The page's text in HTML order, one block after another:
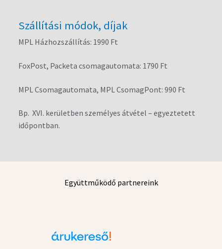
Szállítási módok, díjak
MPL Házhozszállítás: 1990 Ft
FoxPost, Packeta csomagautomata: 1790 Ft
MPL Csomagautomata, MPL CsomagPont: 990 Ft
Bp. XVI. kerületben személyes átvétel – egyeztetett
időpontban.
Együttműködő partnereink